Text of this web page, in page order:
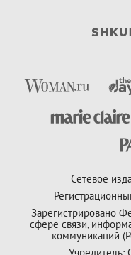
Сетевое
Зарегистрировано
сфере связи,
коммуникаций